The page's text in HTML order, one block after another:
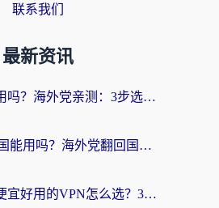
联系我们
最新资讯
穿梭和海归好用吗？海外党亲测：3步选对回国加速器，无缝刷国内剧玩手游
ExpressVPN中国能用吗？海外党翻回国内的加速器选择指南（附番茄加速器实测）
海外党必看：便宜好用的VPN怎么选？3步解决回国访问难题+Steam改区技巧